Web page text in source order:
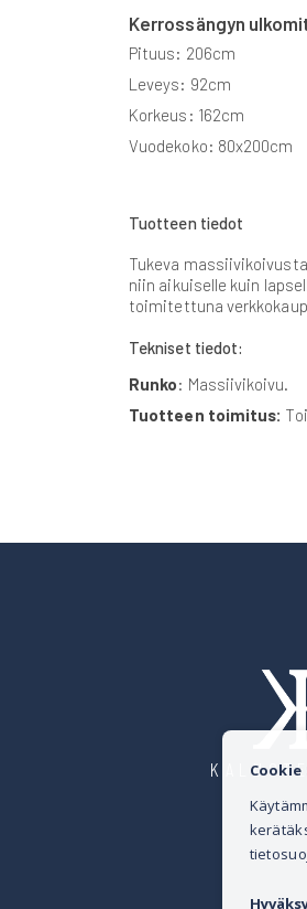
Kerrossängyn
Pituus: 206cm
Leveys: 92cm
Korkeus: 162cm
Vuodekoko: 80x200cm
Tuotteen tiedot
Tukeva
niin aikuiselle kuin
toimitettuna
Tekniset tiedot:
Runko: Massiivikoivu.
Tuotteen toimitus: